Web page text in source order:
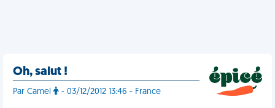
Oh, salut !
Par Camel - 03/12/2012 13:46 - France